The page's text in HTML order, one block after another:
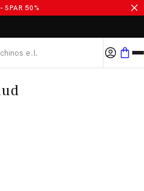
SPAR 50%